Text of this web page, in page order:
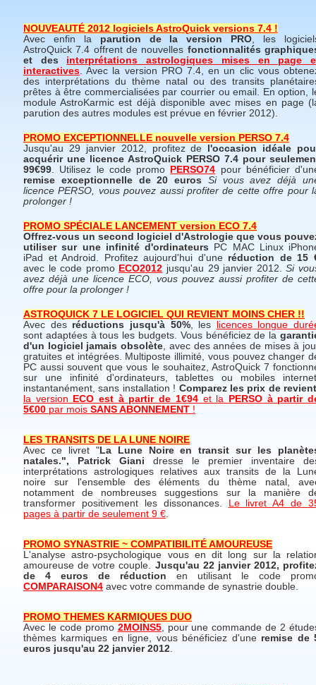
NOUVEAUTÉ 2012 logiciels AstroQuick versions 7.4 !
Avec enfin la parution de la version PRO, les
AstroQuick 7.4 offrent de nouvelles fonctionnalités
et des interprétations astrologiques mises en page
interactives. Avec la version PRO 7.4, en un clic vous
des interprétations du thème natal ou des transits
prêtes à être commercialisées par courrier ou email. En option,
module AstroKarmic est déjà disponible avec mises en page
parution des autres modules est prévue en février 2012).
PROMO EXCEPTIONNELLE nouvelle version PERSO 7.4
Jusqu'au 29 janvier 2012, profitez de
l'occasion idéale
acquérir une licence AstroQuick PERSO 7.4 pour
99€99. Utilisez le code promo PERSO74 pour bénéficier
remise exceptionnelle de 20 euros
Si vous avez déjà
licence PERSO, vous pouvez aussi profiter de cette offre pour
prolonger !
PROMO SPÉCIALE LANCEMENT version ECO 7.4
Offrez-vous un second logiciel d'Astrologie que vous
utiliser sur une infinité d'ordinateurs PC MAC Linux
iPad et Android. Profitez aujourd'hui d'une réduction de 15
avec le code promo ECO2012 jusqu'au 29 janvier 2012.Si
avez déjà une licence ECO, vous pouvez aussi profiter de
offre pour la prolonger !
ASTROQUICK 7 LE LOGICIEL QUI REVIENT MOINS CHER !!
Avec des réductions jusqu'à 50%, les
licences longue
sont adaptées à tous les budgets. Vous bénéficiez de la
d'un logiciel jamais obsolète, avec des années de mises à
gratuites et intégrées. Multiposte illimité, vous pouvez changer
PC aussi souvent que vous le souhaitez, AstroQuick 7
sur une infinité d'ordinateurs, tablettes ou mobiles
instantanément, sans installation ! Comparez les prix de revient
la version
ECO est à partir de 1€94et la
PERSO à partir
5€00 par mois SANS ABONNEMENT !
LES TRANSITS DE LA LUNE NOIRE
Avec ce livret "La Lune Noire en transit sur les
natales.", Patrick Giani dresse le premier inventaire
interprétations astrologiques relatives aux transits de la
noire sur l'ensemble des éléments du thème natal,
notamment de nombreuses suggestions sur la manière
transformer positivement les dissonances.
Le livret A4 de
pages à partir de seulement 9 €.
PROMO SYNASTRIE ~ COMPATIBILITÉ AMOUREUSE
L'analyse astro-psychologique vous en dit long sur la
amoureuse de votre couple. Jusqu'au 22 janvier 2012,
de 4 euros de réduction en utilisant le code
COMPARAISON4 avec votre commande de synastrie double.
PROMO THEMES KARMIQUES DUO
Avec le code promo 2MOINS5, pour une commande de 2
thèmes karmiques en ligne, vous bénéficiez d'une remise de
euros jusqu'au 22 janvier 2012.